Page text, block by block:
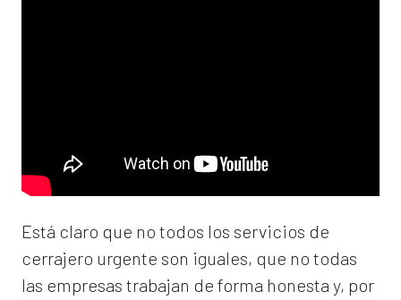
Está claro que no todos los servicios de
cerrajero urgente son iguales, que no todas
las empresas trabajan de forma honesta y, por